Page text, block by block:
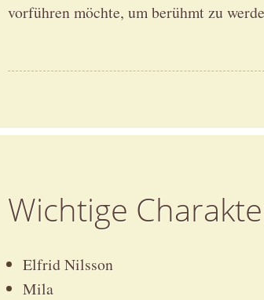
vorführen möchte, um berühmt zu
Wichtige
Elfrid Nilsson
Mila